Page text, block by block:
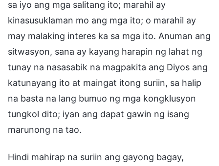
sa iyo ang mga salitang ito; marahil ay
kinasusuklaman mo ang mga ito; o marahil ay
may malaking interes ka sa mga ito. Anuman ang
sitwasyon, sana ay kayang harapin ng lahat ng
tunay na nasasabik na magpakita ang Diyos ang
katunayang ito at maingat itong suriin, sa halip
na basta na lang bumuo ng mga kongklusyon
tungkol dito; iyan ang dapat gawin ng isang
marunong na tao.
Hindi mahirap na suriin ang gayong bagay,